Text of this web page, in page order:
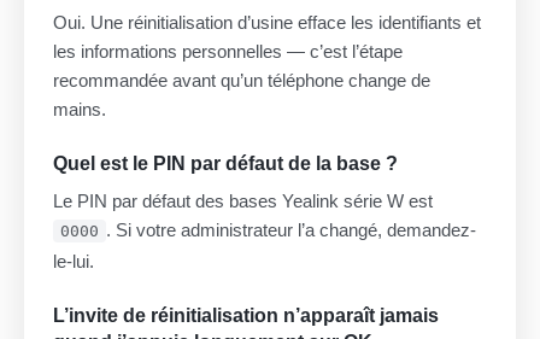
Oui. Une réinitialisation d’usine efface les identifiants et
les informations personnelles — c’est l’étape
recommandée avant qu’un téléphone change de
mains.
Quel est le PIN par défaut de la base ?
Le PIN par défaut des bases Yealink série W est
0000 . Si votre administrateur l’a changé, demandez-
le-lui.
L’invite de réinitialisation n’apparaît jamais